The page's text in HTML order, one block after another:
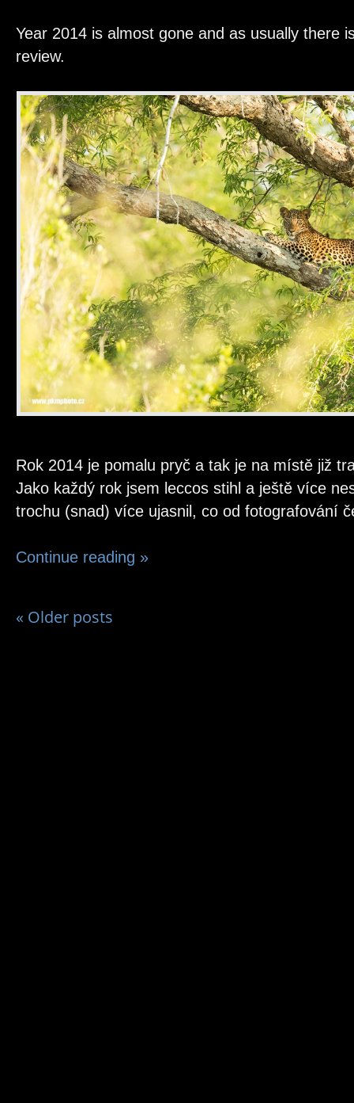
Year 2014 is almost gone and as usually there
review.
Rok 2014 je pomalu pryč a tak je na místě již
Jako každý rok jsem leccos stihl a ještě více
trochu (snad) více ujasnil, co od fotografování
Continue reading »
« Older posts